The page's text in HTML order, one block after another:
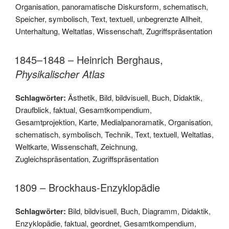
Organisation, panoramatische Diskursform, schematisch,
Speicher, symbolisch, Text, textuell, unbegrenzte Allheit,
Unterhaltung, Weltatlas, Wissenschaft, Zugriffspräsentation
1845–1848 – Heinrich Berghaus,
Physikalischer Atlas
Schlagwörter: Ästhetik, Bild, bildvisuell, Buch, Didaktik,
Draufblick, faktual, Gesamtkompendium,
Gesamtprojektion, Karte, Medialpanoramatik, Organisation,
schematisch, symbolisch, Technik, Text, textuell, Weltatlas,
Weltkarte, Wissenschaft, Zeichnung,
Zugleichspräsentation, Zugriffspräsentation
1809 – Brockhaus-Enzyklopädie
Schlagwörter: Bild, bildvisuell, Buch, Diagramm, Didaktik,
Enzyklopädie, faktual, geordnet, Gesamtkompendium,